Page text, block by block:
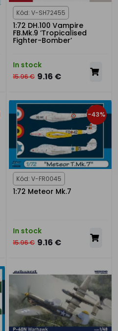
Kód: V-SH72455
1:72 DH.100 Vampire
FB.Mk.9 ’Tropicalised
Fighter-Bomber’
In stock
15.96 € 9.16 €
-43%
Kód: V-FR0045
1:72 Meteor Mk.7
In stock
15.96 € 9.16 €